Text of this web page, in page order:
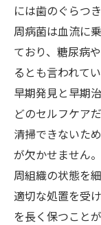
歯周病予防
由
には歯のぐらつ
周病菌は血流に
ており、糖尿病
るとも言われて
早期発見と早期
どのセルフケア
清掃できないた
が欠かせません
周組織の状態を
適切な処置を受
を長く保つこと